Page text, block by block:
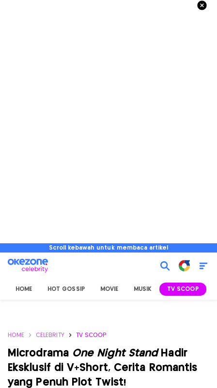
Scroll kebawah untuk membaca artikel
HOME HOT GOSSIP MOVIE MUSIK TV SCOOP
HOME CELEBRITY TV SCOOP
Microdrama One Night StandHadir
Eksklusif di V+Short, Cerita Romantis
yang Penuh Plot Twist!